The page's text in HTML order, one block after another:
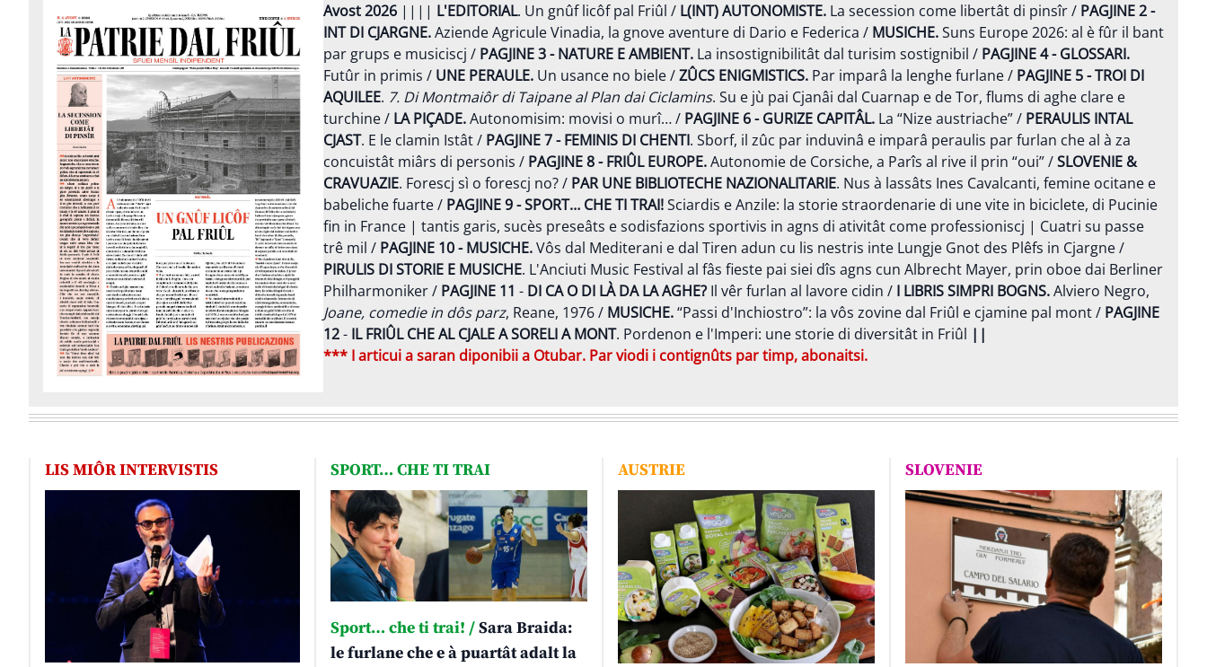
Avost 2026 |||| L'EDITORIAL. Un gnûf licôf pal Friûl / L(INT) AUTONOMISTE. La secession come libertât di pinsîr / PAGJINE 2-
INT DI CJARGNE.Aziende Agricule Vinadia, la gnove aventure di Dario e Federica / MUSICHE.Suns Europe 2026: al è fûr il bant
par grups e musiciscj / PAGJINE 3 - NATURE E AMBIENT. La insostignibilitât dal turisim sostignibil / PAGJINE 4 - GLOSSARI.
Futûr in primis / UNE PERAULE. Un usance no biele /ZÛCS ENIGMISTICS. Par imparâ la lenghe furlane / PAGJINE 5 -TROI DI
AQUILEE. 7. Di Montmaiôr di Taipane al Plan dai Ciclamins. Su e jù pai Cjanâi dal Cuarnap e de Tor, flums di aghe clare e
turchine / LA PIÇADE.Autonomisim: movisi o murî… / PAGJINE 6 - GURIZE CAPITÂL. La “Nize austriache” / PERAULIS INTAL
CJAST. E le clamin Istât / PAGJINE 7 - FEMINIS DI CHENTI. Sborf, il zûc par induvinâ e imparâ peraulis par furlan che al à za
concuistât miârs di personis / PAGJINE 8 - FRIÛL EUROPE.Autonomie de Corsiche, a Parîs al rive il prin “oui” /SLOVENIE &
CRAVUAZIE. Forescj sì o forescj no? / PAR UNE BIBLIOTECHE NAZIONALITARIE. Nus à lassâts Ines Cavalcanti, femine ocitane e
babeliche fuarte / PAGJINE 9 - SPORT… CHE TI TRAI!Sciardis e Anzile: la storie straordenarie di une vite in biciclete, di Pucinie
fin in France | tantis garis, sucès preseâts e sodisfazions sportivis in agns di ativitât come professioniscj | Cuatri su passe
trê mil / PAGJINE 10 - MUSICHE.Vôs dal Mediterani e dal Tiren adun cu lis nestris inte Lungje Gnot des Plêfs in Cjargne /
PIRULIS DI STORIE E MUSICHE. L'Anciuti Music Festival al fâs fieste pai siei dîs agns cun Albrecht Mayer, prin oboe dai Berliner
Philharmoniker / PAGJINE 11 - DI CA O DI LÀ DA LA AGHE? Il vêr furlan al lavore cidin / I LIBRIS SIMPRI BOGNS.Alviero Negro,
Joane, comedie in dôs parz, Reane, 1976 / MUSICHE.“Passi d'Inchiostro”: la vôs zovine dal Friûl e cjamine pal mont / PAGJINE
12- IL FRIÛL CHE AL CJALE A SORELI A MONT. Pordenon e l'Imperi: une storie di diversitât in Friûl ||
*** I articui a saran diponibii a Otubar. Par viodi i contignûts par timp,abonaitsi.
LIS MIÔR INTERVISTIS SPORT… CHE TI TRAI
Sport… che ti trai! /Sara Braida:
le furlane che e à puartât adalt la
AUSTRIE SLOVENIE